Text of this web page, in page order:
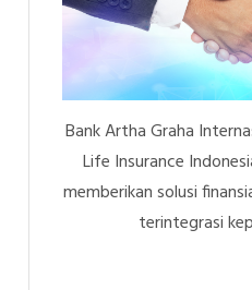
Bank Artha Graha
Life Insurance
memberikan solusi
terintegrasi